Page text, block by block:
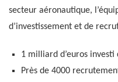
secteur aéronautique,
d’investissement et de
1 milliard d’euros investi
Près de 4000